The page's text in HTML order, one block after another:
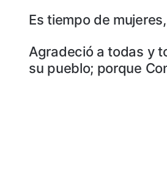
Es tiempo de
Agradeció a todas y
su pueblo; porque